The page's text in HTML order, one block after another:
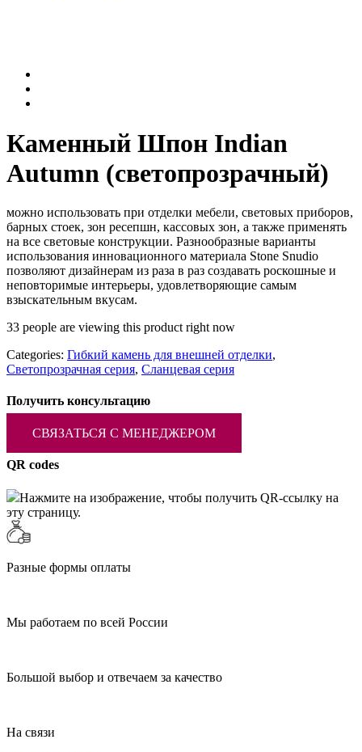
Каменный Шпон Indian
Autumn (светопрозрачный)
можно использовать при отделки мебели, световых приборов,
барных стоек, зон ресепшн, кассовых зон, а также применять
на все световые конструкции. Разнообразные варианты
использования инновационного материала Stone Snudio
позволяют дизайнерам из раза в раз создавать роскошные и
неповторимые интерьеры, удовлетворяющие самым
взыскательным вкусам.
33 people are viewing this product right now
Categories: Гибкий камень для внешней отделки,
Светопрозрачная серия, Сланцевая серия
Получить консультацию
СВЯЗАТЬСЯ С МЕНЕДЖЕРОМ
QR codes
Нажмите на изображение, чтобы получить QR-ссылку на
эту страницу.
Разные формы оплаты
Мы работаем по всей России
Большой выбор и отвечаем за качество
На связи